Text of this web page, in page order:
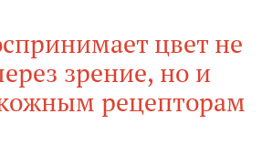
цвет не
зрение, но и
рецепторам